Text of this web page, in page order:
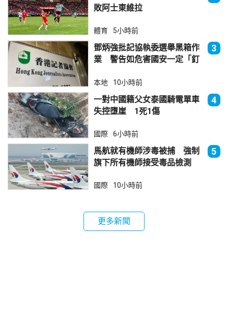
敗阿士東維拉
體育 5小時前
鄧炳強批記協執委選舉黑箱作
業 警告如危害國安一定「釘
3
本地 10小時前
一對中國籍父女泰國騎電單車
失控墮崖 1死1傷
4
國際 6小時前
馬航就有機師涉毒被捕 強制
旗下所有機師接受毒品檢測
5
國際 10小時前
更多新聞